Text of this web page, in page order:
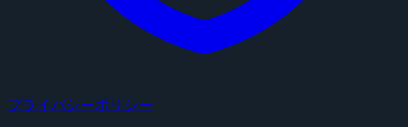
プライバシーポリシー